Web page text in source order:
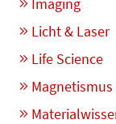
Imaging
Licht & Laser
Life Science
Magnetismus